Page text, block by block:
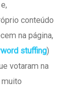
conteúdo
na página,
stuffing)
votaram na
muito